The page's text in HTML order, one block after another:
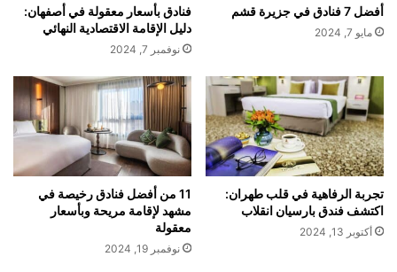
أفضل 7 فنادق في جزيرة قشم
مايو 7, 2024
فنادق بأسعار معقولة في أصفهان:
دليل الإقامة الاقتصادية النهائي
نوفمبر 7, 2024
تجربة الرفاهية في قلب طهران:
اكتشف فندق بارسيان انقلاب
أكتوبر 13, 2024
11 من أفضل فنادق رخيصة في
مشهد لإقامة مريحة وبأسعار
معقولة
نوفمبر 19, 2024